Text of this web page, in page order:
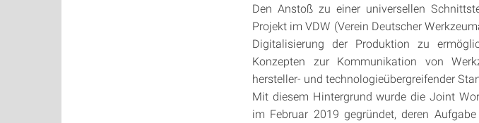
Den Anstoß zu einer universellen
Projekt im VDW (Verein Deutscher
Digitalisierung der Produktion zu
Konzepten zur Kommunikation von
hersteller- und technologieübergreifender
Mit diesem Hintergrund wurde die Joint
im Februar 2019 gegründet, deren